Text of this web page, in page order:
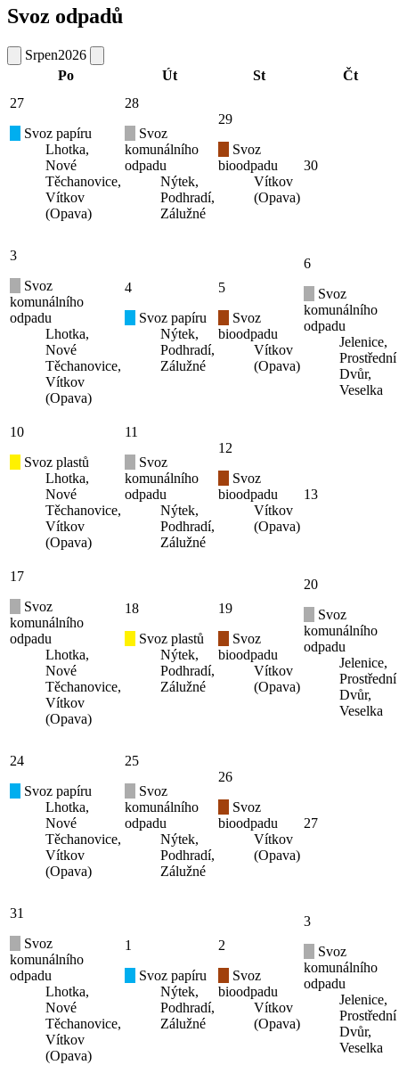
Svoz odpadů
Srpen2026
Po
Út St
Čt
27
Svoz papíru
Lhotka,
Nové
Těchanovice,
Vítkov
(Opava)
28
Svoz
komunálního
odpadu
Nýtek,
Podhradí,
Zálužné
29
Svoz
bioodpadu
Vítkov
(Opava)
30
3
Svoz
komunálního
odpadu
Lhotka,
Nové
Těchanovice,
Vítkov
(Opava)
4
Svoz papíru
Nýtek,
Podhradí,
Zálužné
5
Svoz
bioodpadu
Vítkov
(Opava)
6
Svoz
komunálního
odpadu
Jelenice,
Prostřední
Dvůr,
Veselka
10
Svoz plastů
Lhotka,
Nové
Těchanovice,
Vítkov
(Opava)
11
Svoz
komunálního
odpadu
Nýtek,
Podhradí,
Zálužné
12
Svoz
bioodpadu
Vítkov
(Opava)
13
17
Svoz
komunálního
odpadu
Lhotka,
Nové
Těchanovice,
Vítkov
(Opava)
18
Svoz plastů
Nýtek,
Podhradí,
Zálužné
19
Svoz
bioodpadu
Vítkov
(Opava)
20
Svoz
komunálního
odpadu
Jelenice,
Prostřední
Dvůr,
Veselka
24
Svoz papíru
Lhotka,
Nové
Těchanovice,
Vítkov
(Opava)
25
Svoz
komunálního
odpadu
Nýtek,
Podhradí,
Zálužné
26
Svoz
bioodpadu
Vítkov
(Opava)
27
31
Svoz
komunálního
odpadu
Lhotka,
Nové
Těchanovice,
Vítkov
(Opava)
1
Svoz papíru
Nýtek,
Podhradí,
Zálužné
2
Svoz
bioodpadu
Vítkov
(Opava)
3
Svoz
komunálního
odpadu
Jelenice,
Prostřední
Dvůr,
Veselka